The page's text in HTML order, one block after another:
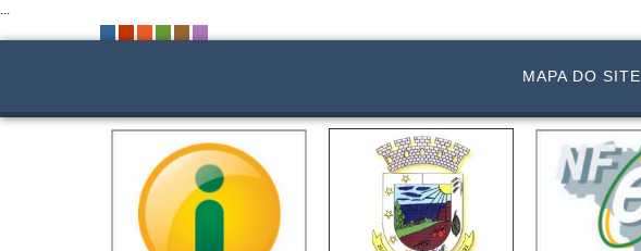
...
MAPA DO SITE